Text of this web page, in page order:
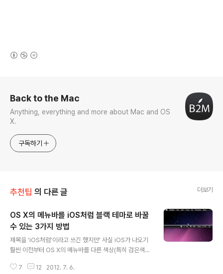
Back to the Mac
Anything, everything and more about Mac and OS
X.
구독하기
추천팁 의 다른 글 더보기
OS X의 메뉴바를 iOS처럼 블랙 테마로 바꿀
수 있는 3가지 방법
제목을 'iOS처럼'이라고 쓰긴 했지만' 사실 iOS가 나오기
훨씬 이전부터 OS X의 메뉴바를 다른 색상(특히 검은색)
니다. 하지만 OS X가 화면에 메뉴바를 표시하고 메뉴바의
7 12 2012. 7. 6.